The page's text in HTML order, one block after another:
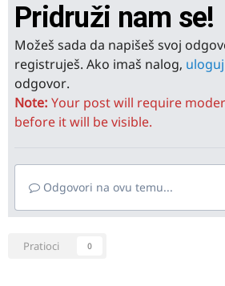
Pridruži nam se!
Možeš sada da napišeš svoj
registruješ. Ako imaš nalog,
odgovor.
Note: Your post will require
before it will be visible.
Odgovori na ovu temu...
Pratioci 0